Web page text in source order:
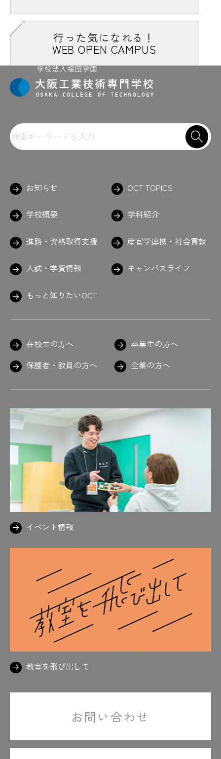
行った気になれる！
WEB OPEN CAMPUS
お知らせ OCT TOPICS
学校概要 学科紹介
進路・資格取得支援
入試・学費情報 キャンパスライフ
産官学連携・社会貢献
もっと知りたいOCT
在校生の方へ
卒業生の方へ
保護者・教員の方へ
企業の方へ
イベント情報
教室を飛び出して
お問い合わせ